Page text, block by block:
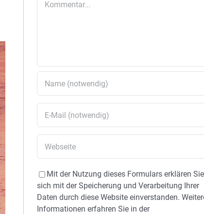
Mit der Nutzung dieses Formulars erklären Sie
sich mit der Speicherung und Verarbeitung Ihrer
Daten durch diese Website einverstanden.
Informationen erfahren Sie in der